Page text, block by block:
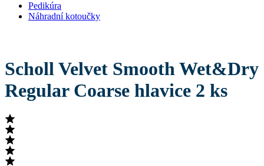
Pedikúra
Náhradní kotoučky
Scholl Velvet Smooth Wet&Dry
Regular Coarse hlavice 2 ks